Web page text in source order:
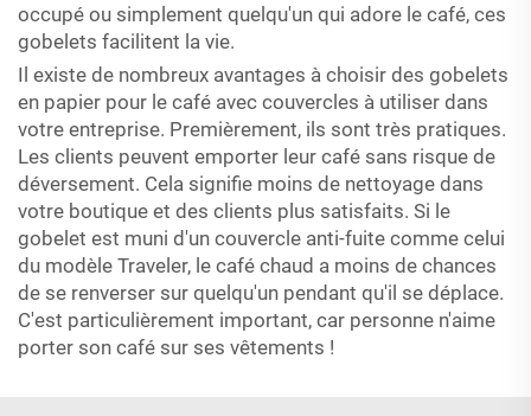
occupé ou simplement quelqu'un qui adore le café, ces
gobelets facilitent la vie.
Il existe de nombreux avantages à choisir des gobelets
en papier pour le café avec couvercles à utiliser dans
votre entreprise. Premièrement, ils sont très pratiques.
Les clients peuvent emporter leur café sans risque de
déversement. Cela signifie moins de nettoyage dans
votre boutique et des clients plus satisfaits. Si le
gobelet est muni d'un couvercle anti-fuite comme celui
du modèle Traveler, le café chaud a moins de chances
de se renverser sur quelqu'un pendant qu'il se déplace.
C'est particulièrement important, car personne n'aime
porter son café sur ses vêtements !